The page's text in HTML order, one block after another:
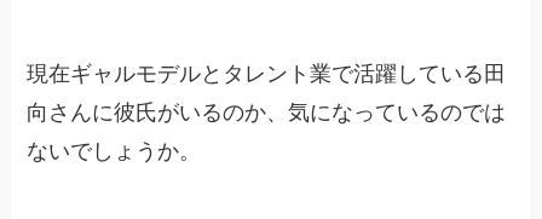
現在ギャルモデルとタレント業で活躍している田
向さんに彼氏がいるのか、気になっているのでは
ないでしょうか。